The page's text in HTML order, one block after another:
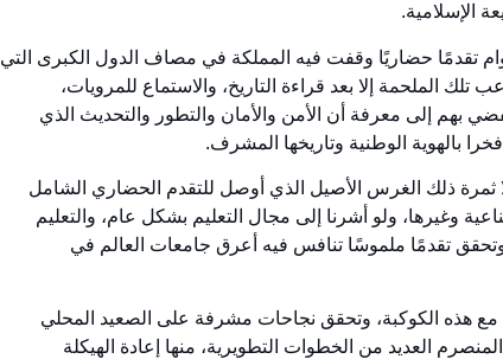
الإسلامية.
تقدمًا حضاريًا وقفت فيه المملكة في مصاف الدول الكبرى التي
الملحمة إلا بعد قراءة التاريخ، والاستماع للمرويات،
بهم إلى معرفة أن الأمن والأمان والتطور والتحديث الذي
بالهوية الوطنية وتاريخها المشرف.
ثمرة ذلك الغرس الأصيل الذي أوصل للتقدم الحضاري الشامل
وغيرها، ولو أشرنا إلى مجال التعليم بشكل عام، والتعليم
تقدمًا ملموسًا تنافس فيه أعرق جامعات العالم في
مع هذه الكوكبة، وتحقق نجاحات مشرفة على الصعيد المحلي
العديد من الخطوات التطويرية، منها إعادة الهيكلة